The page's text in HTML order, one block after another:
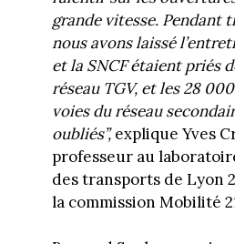
grande vitesse. Pendant
nous avons laissé
et la SNCF étaient priés
réseau TGV, et les 28
voies du réseau
oubliés”,explique Yves
professeur au
des transports de Lyon
la commission Mobilité